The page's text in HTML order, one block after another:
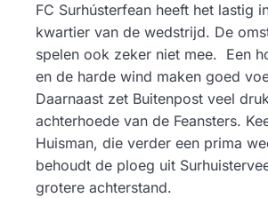
FC Surhústerfean heeft het lastig
kwartier van de wedstrijd. De
spelen ook zeker niet mee. Een
en de harde wind maken goed
Daarnaast zet Buitenpost veel
achterhoede van de Feansters.
Huisman, die verder een prima
behoudt de ploeg uit
grotere achterstand.